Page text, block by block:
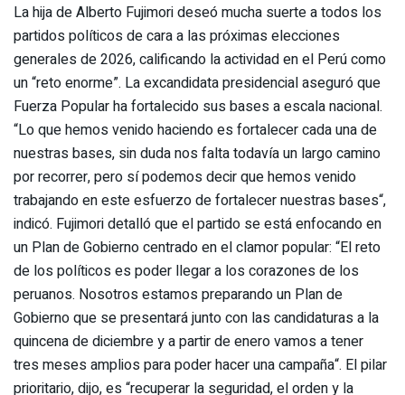
La hija de Alberto Fujimori deseó mucha suerte a todos los
partidos políticos de cara a las próximas elecciones
generales de 2026, calificando la actividad en el Perú como
un “reto enorme”. La excandidata presidencial aseguró que
Fuerza Popular ha fortalecido sus bases a escala nacional.
“Lo que hemos venido haciendo es fortalecer cada una de
nuestras bases, sin duda nos falta todavía un largo camino
por recorrer, pero sí podemos decir que hemos venido
trabajando en este esfuerzo de fortalecer nuestras bases“,
indicó. Fujimori detalló que el partido se está enfocando en
un Plan de Gobierno centrado en el clamor popular: “El reto
de los políticos es poder llegar a los corazones de los
peruanos. Nosotros estamos preparando un Plan de
Gobierno que se presentará junto con las candidaturas a la
quincena de diciembre y a partir de enero vamos a tener
tres meses amplios para poder hacer una campaña“. El pilar
prioritario, dijo, es “recuperar la seguridad, el orden y la